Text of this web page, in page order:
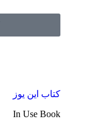
کتاب این یوز
In Use Book